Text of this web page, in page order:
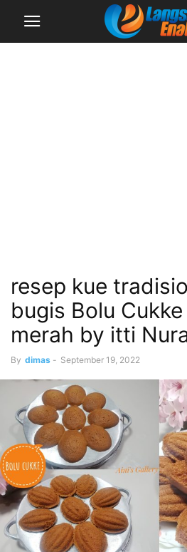
resep kue
bugis Bolu
merah by itti
By dimas - September 19, 2022